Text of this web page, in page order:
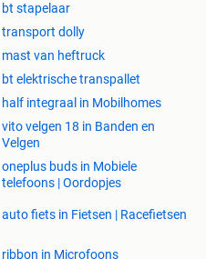
bt stapelaar
transport dolly
mast van heftruck
bt elektrische transpallet
half integraal in Mobilhomes
vito velgen 18 in Banden en
Velgen
oneplus buds in Mobiele
telefoons | Oordopjes
auto fiets in Fietsen | Racefietsen
ribbon in Microfoons